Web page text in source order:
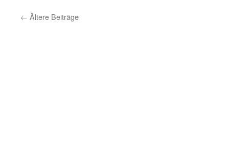
← Ältere Beiträge